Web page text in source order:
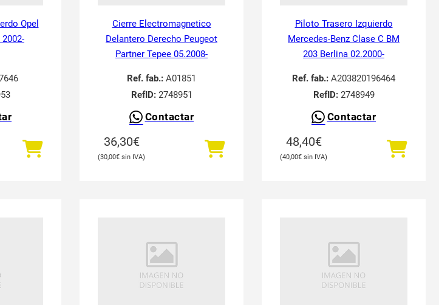
Opel
Cierre Electromagnetico
Delantero Derecho Peugeot
Partner Tepee 05.2008-
Ref. fab.: A01851
RefID:2748951
Contactar
36,30€
30,00€
Piloto Trasero Izquierdo
Mercedes-Benz Clase C BM
203 Berlina 02.2000-
Ref. fab.: A203820196464
RefID:2748949
Contactar
48,40€
40,00€